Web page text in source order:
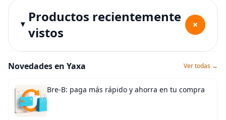
Productos recientemente
vistos
+
Novedades en Yaxa Ver todas →
Bre-B: paga más rápido y ahorra en tu compra